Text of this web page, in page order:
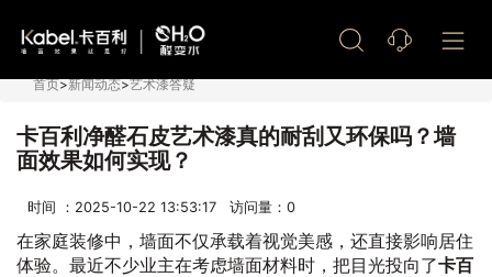
首页>新闻动态>艺术漆答疑
卡百利净醛石皮艺术漆真的耐刮又环保吗？墙
面效果如何实现？
时间 ：2025-10-22 13:53:17 访问量： 0
在家庭装修中，墙面不仅承载着视觉美感，还直接影响居住
体验。最近不少业主在考虑墙面材料时，把目光投向了卡百